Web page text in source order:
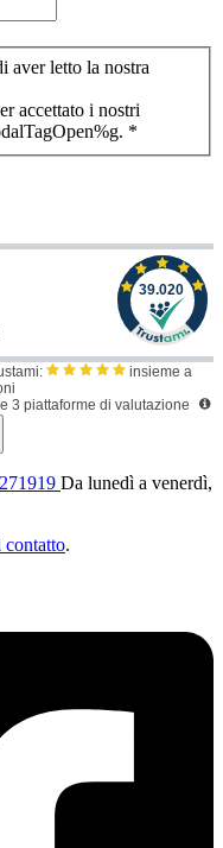
aver letto la nostra
accettato i nostri
*
insieme a
3 piattaforme di valutazione
Da lunedì a venerdì,
.